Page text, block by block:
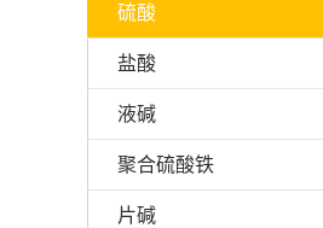
硫酸
盐酸
液碱
聚合硫酸铁
片碱